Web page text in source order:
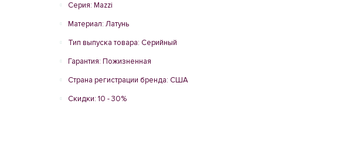
Серия: Mazzi
Материал: Латунь
Тип выпуска товара: Серийный
Гарантия: Пожизненная
Страна регистрации бренда: США
Скидки: 10 - 30%